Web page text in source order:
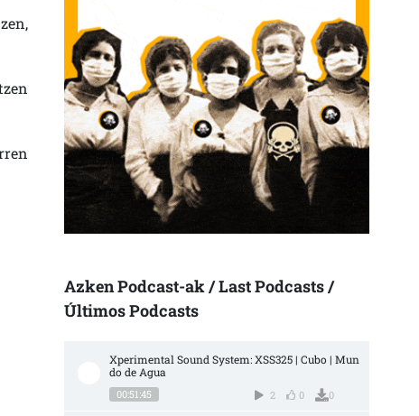
Azken Podcast-ak / Last Podcasts /
Últimos Podcasts
Xperimental Sound System: XSS325 | Cubo | Mun
do de Agua
00:51:45 2 0 0